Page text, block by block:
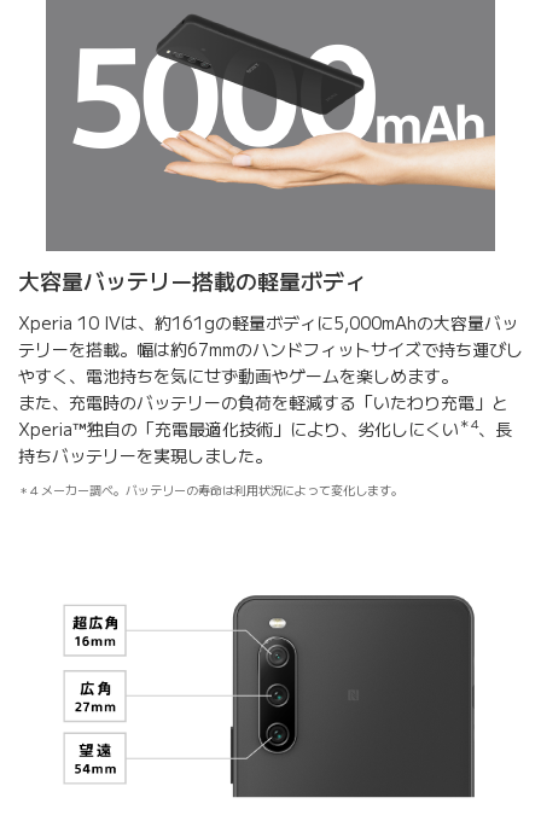
大容量バッテリー搭載の軽量ボディ
Xperia 10 IVは、約161gの軽量ボディに5,000mAhの大容量バッ
テリーを搭載。幅は約67mmのハンドフィットサイズで持ち運びし
やすく、電池持ちを気にせず動画やゲームを楽しめます。
また、充電時のバッテリーの負荷を軽減する「いたわり充電」と
Xperia™独自の「充電最適化技術」により、劣化しにくい ＊4、長
持ちバッテリーを実現しました。
4 メーカー調べ。バッテリーの寿命は利用状況によって変化します。